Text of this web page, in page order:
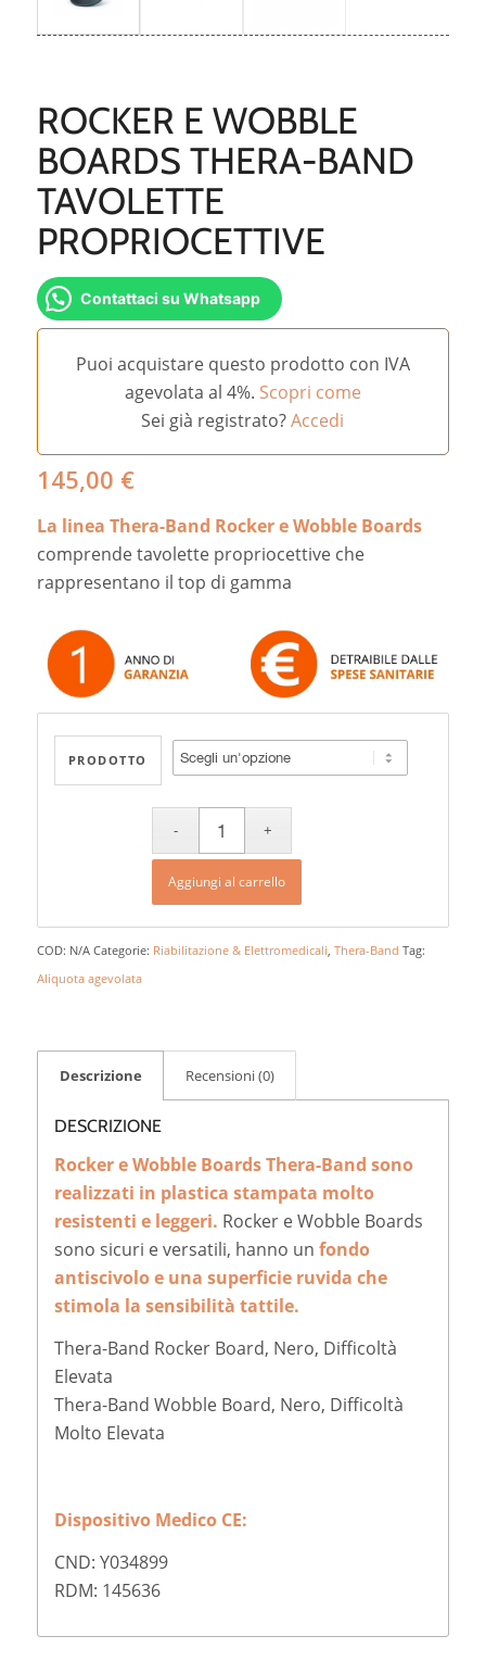
ROCKER E WOBBLE
BOARDS THERA-BAND
TAVOLETTE
PROPRIOCETTIVE
Contattaci su Whatsapp
Puoi acquistare questo prodotto con IVA
agevolata al 4%. Scopri come
Sei già registrato?Accedi
145,00 €
La linea Thera-Band Rocker e Wobble Boards
comprende tavolette propriocettive che
rappresentano il top di gamma
PRODOTTO
Aggiungi al carrello
COD: N/A Categorie: Riabilitazione & Elettromedicali, Thera-Band Tag:
Aliquota agevolata
Descrizione Recensioni (0)
DESCRIZIONE
Rocker e Wobble Boards Thera-Band sono
realizzati in plastica stampata molto
resistenti e leggeri. Rocker e Wobble Boards
sono sicuri e versatili, hanno un fondo
antiscivolo e una superficie ruvida che
stimola la sensibilità tattile.
Thera-Band Rocker Board, Nero, Difficoltà
Elevata
Thera-Band Wobble Board, Nero, Difficoltà
Molto Elevata
Dispositivo Medico CE:
CND: Y034899
RDM: 145636